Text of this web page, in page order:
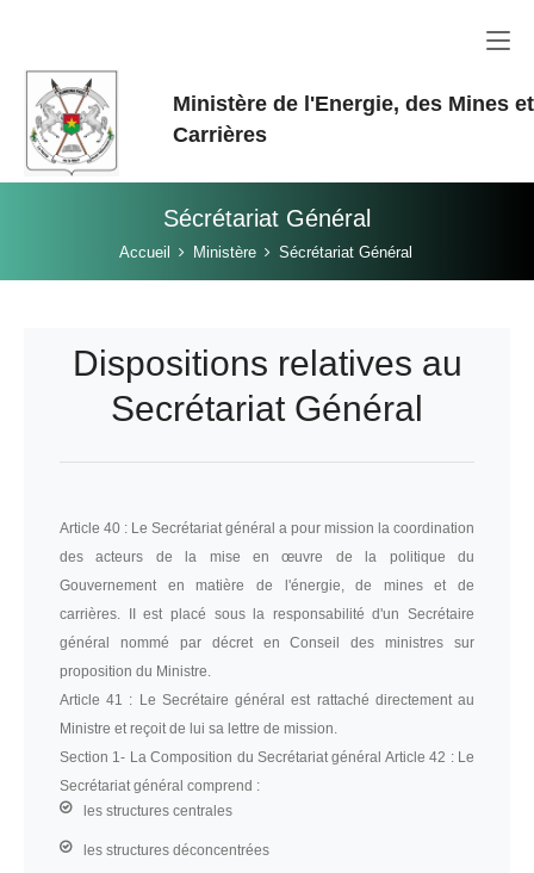
Ministère de l'Energie, des Mines
Carrières
Sécrétariat Général
Vous êtes ici:Accueil Ministère Sécrétariat Général
Dispositions relatives au
Secrétariat Général
Article 40 : Le Secrétariat général a pour mission la coordination
des acteurs de la mise en œuvre de la politique du
Gouvernement en matière de l'énergie, de mines et de
carrières. II est placé sous la responsabilité d'un Secrétaire
général nommé par décret en Conseil des ministres sur
proposition du Ministre.
Article 41 : Le Secrétaire général est rattaché directement au
Ministre et reçoit de lui sa lettre de mission.
Section 1- La Composition du Secrétariat général Article 42 : Le
Secrétariat général comprend :
les structures centrales
les structures déconcentrées